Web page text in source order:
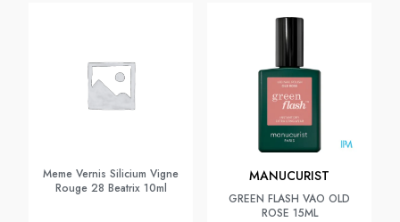
Meme Vernis Silicium Vigne
Rouge 28 Beatrix 10ml
MANUCURIST
GREEN FLASH VAO OLD
ROSE 15ML